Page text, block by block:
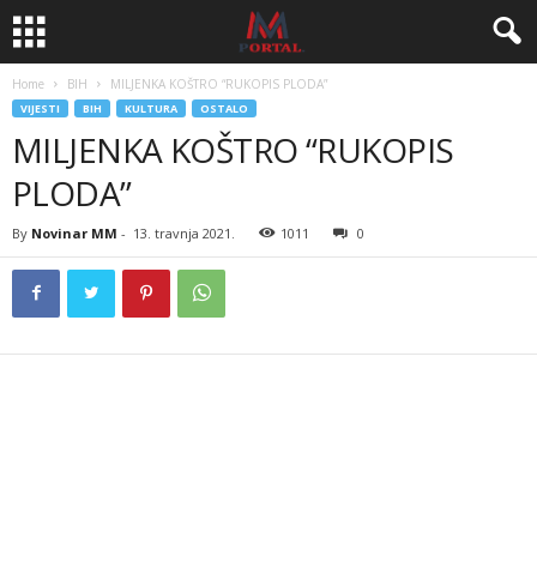
Home BIH MILJENKA KOŠTRO “RUKOPIS PLODA”
VIJESTI BIH KULTURA OSTALO
MILJENKA KOŠTRO “RUKOPIS
PLODA”
By Novinar MM - 13. travnja 2021. 1011 0